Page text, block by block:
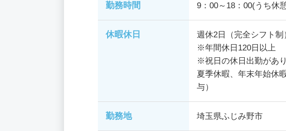
勤務時間 9：00～18：00(うち休
休暇休日
週休2日（完全シフト制
※年間休日120日以上
※祝日の休日出勤があ
夏季休暇、年末年始休
与）
勤務地 埼玉県ふじみ野市